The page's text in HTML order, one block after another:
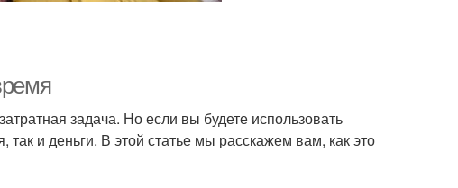
задача. Но если вы будете использовать
и деньги. В этой статье мы расскажем вам, как это